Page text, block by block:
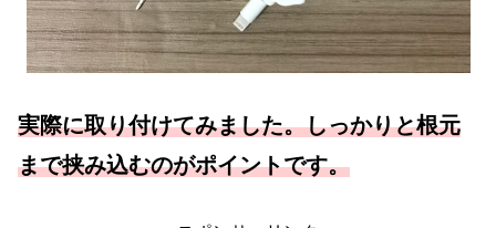
実際に取り付けてみました。しっかりと根元
まで挟み込むのがポイントです。